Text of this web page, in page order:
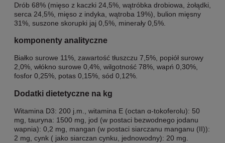
Drób 68% (mięso z kaczki 24,5%, wątróbka drobiowa, żołądki,
serca 24,5%, mięso z indyka, wątroba 19%), bulion mięsny
31%, suszone skorupki jaj 0,5%, minerały 0,5%.
komponenty analityczne
Białko surowe 11%, zawartość tłuszczu 7,5%, popiół surowy
2,0%, włókno surowe 0,4%, wilgotność 78%, wapń 0,30%,
fosfor 0,25%, potas 0,15%, sód 0,12%.
Dodatki dietetyczne na kg
Witamina D3: 200 j.m., witamina E (octan α-tokoferolu): 50
mg, tauryna: 1500 mg, jod (w postaci bezwodnego jodanu
wapnia): 0,2 mg, mangan (w postaci siarczanu manganu (II)):
2 mg, cynk ( jako siarczan cynku, jednowodny): 20 mg.